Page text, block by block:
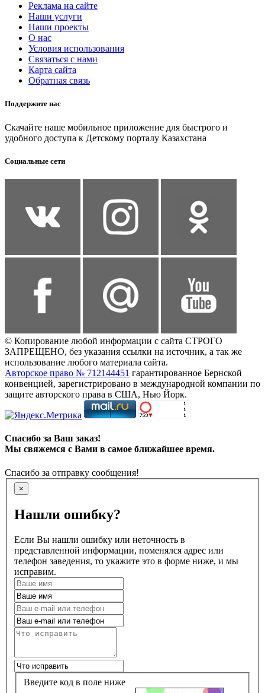
Реклама на сайте
Наши услуги
Наши проекты
О нас
Условия использования
Связаться с нами
Карта сайта
Обратная связь
Поддержите нас
Скачайте наше мобильное приложение для быстрого и
удобного доступа к Детскому порталу Казахстана
Социальные сети
© Копирование любой информации с сайта СТРОГО
ЗАПРЕЩЕНО, без указания ссылки на источник, а так же
использование любого материала сайта.
Авторское право № 712144451 гарантированное Бернской
конвенцией, зарегистрировано в международной компании по
защите авторского права в США, Нью Йорк.
Спасибо за Ваш заказ!
Мы свяжемся с Вами в самое ближайшее время.
Спасибо за отправку сообщения!
×
Нашли ошибку?
Если Вы нашли ошибку или неточность в
представленной информации, поменялся адрес или
телефон заведения, то укажите это в форме ниже, и мы
исправим.
Введите код в поле ниже